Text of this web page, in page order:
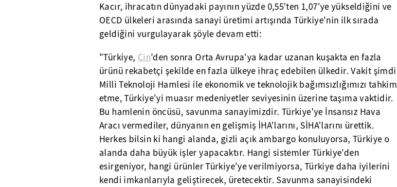
Kacır, ihracatın dünyadaki payının yüzde 0,55'ten 1,07'ye yükseldiğini ve
OECD ülkeleri arasında sanayi üretimi artışında Türkiye'nin ilk sırada
geldiğini vurgulayarak şöyle devam etti:
"Türkiye, Çin'den sonra Orta Avrupa'ya kadar uzanan kuşakta en fazla
ürünü rekabetçi şekilde en fazla ülkeye ihraç edebilen ülkedir. Vakit şimdi
Milli Teknoloji Hamlesi ile ekonomik ve teknolojik bağımsızlığımızı tahkim
etme, Türkiye'yi muasır medeniyetler seviyesinin üzerine taşıma vaktidir.
Bu hamlenin öncüsü, savunma sanayimizdir. Türkiye'ye İnsansız Hava
Aracı vermediler, dünyanın en gelişmiş İHA'larını, SİHA'larını ürettik.
Herkes bilsin ki hangi alanda, gizli açık ambargo konuluyorsa, Türkiye o
alanda daha büyük işler yapacaktır. Hangi sistemler Türkiye'den
esirgeniyor, hangi ürünler Türkiye'ye verilmiyorsa, Türkiye daha iyilerini
kendi imkanlarıyla geliştirecek, üretecektir. Savunma sanayisindeki